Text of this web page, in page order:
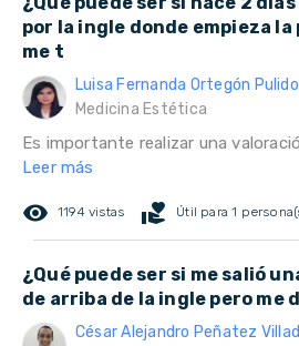
por la ingle donde empieza
me t
Luisa Fernanda Ortegón Pulido
Medicina Estética
Es importante realizar una
Leer más
remove_red_eye 1194 vistas volunteer_activism Útil para 1
¿Qué puede ser si me salió
de arriba de la ingle pero me
César Alejandro Peñatez